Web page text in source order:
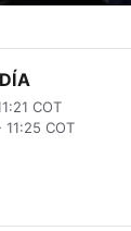
COT
COT